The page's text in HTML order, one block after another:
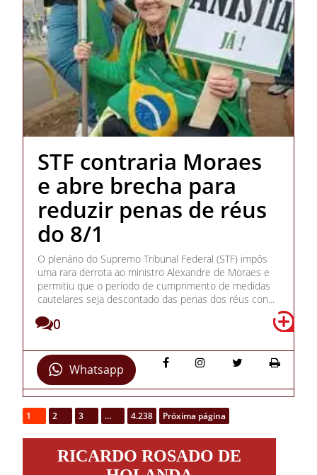
STF contraria Moraes
e abre brecha para
reduzir penas de réus
do 8/1
O plenário do Supremo Tribunal Federal (STF) impôs
uma rara derrota ao ministro Alexandre de Moraes e
permitiu que o período de cumprimento de medidas
cautelares seja descontado das penas dos réus con...
0
Whatsapp
1 2 3 … 4.238 Próxima página
RosadoRICARDO ROSADO DE